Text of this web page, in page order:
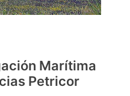
Marítima
Petricor